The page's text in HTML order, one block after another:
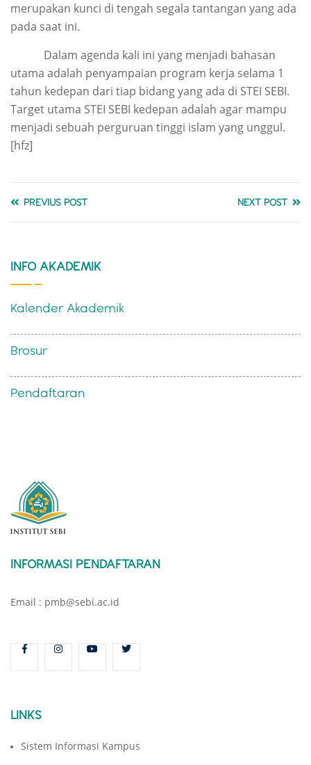
merupakan kunci di tengah segala tantangan yang ada
pada saat ini.
Dalam agenda kali ini yang menjadi bahasan
utama adalah penyampaian program kerja selama 1
tahun kedepan dari tiap bidang yang ada di STEI SEBI.
Target utama STEI SEBI kedepan adalah agar mampu
menjadi sebuah perguruan tinggi islam yang unggul.
[hfz]
PREVIUS POST NEXT POST
INFO AKADEMIK
Kalender Akademik
Brosur
Pendaftaran
INFORMASI PENDAFTARAN
Email : pmb@sebi.ac.id
LINKS
Sistem Informasi Kampus